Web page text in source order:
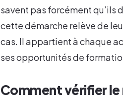
savent pas forcément qu’ils
cette démarche relève de
cas. Il appartient à chaque
ses opportunités de
Comment vérifier le